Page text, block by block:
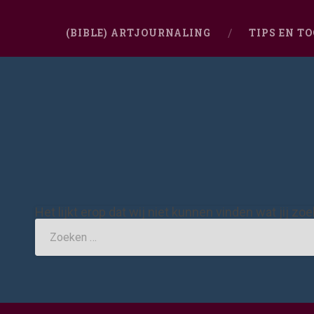
(BIBLE) ARTJOURNALING TIPS EN
Het lijkt erop dat wij niet kunnen vinden wat jij